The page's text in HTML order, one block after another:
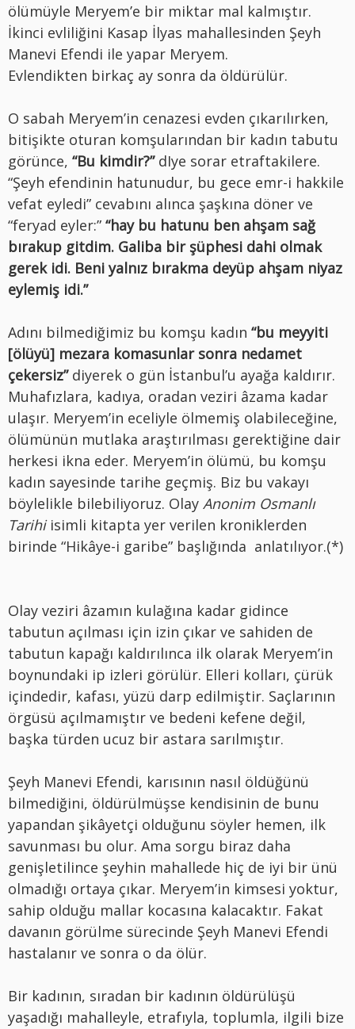
ölümüyle Meryem’e bir miktar mal kalmıştır.
İkinci evliliğini Kasap İlyas mahallesinden Şeyh
Manevi Efendi ile yapar Meryem.
Evlendikten birkaç ay sonra da öldürülür.
O sabah Meryem’in cenazesi evden çıkarılırken,
bitişikte oturan komşularından bir kadın tabutu
görünce, “Bu kimdir?”dIye sorar etraftakilere.
“Şeyh efendinin hatunudur, bu gece emr-i hakkile
vefat eyledi” cevabını alınca şaşkına döner ve
“feryad eyler:” “hay bu hatunu ben ahşam sağ
bırakup gitdim. Galiba bir şüphesi dahi olmak
gerek idi. Beni yalnız bırakma deyüp ahşam niyaz
eylemiş idi.”
Adını bilmediğimiz bu komşu kadın “bu meyyiti
[ölüyü] mezara komasunlar sonra nedamet
çekersiz”diyerek o gün İstanbul’u ayağa kaldırır.
Muhafızlara, kadıya, oradan veziri âzama kadar
ulaşır. Meryem’in eceliyle ölmemiş olabileceğine,
ölümünün mutlaka araştırılması gerektiğine dair
herkesi ikna eder. Meryem’in ölümü, bu komşu
kadın sayesinde tarihe geçmiş. Biz bu vakayı
böylelikle bilebiliyoruz. Olay Anonim Osmanlı
Tarihiisimli kitapta yer verilen kroniklerden
birinde “Hikâye-i garibe” başlığında anlatılıyor.(*)
Olay veziri âzamın kulağına kadar gidince
tabutun açılması için izin çıkar ve sahiden de
tabutun kapağı kaldırılınca ilk olarak Meryem’in
boynundaki ip izleri görülür. Elleri kolları, çürük
içindedir, kafası, yüzü darp edilmiştir. Saçlarının
örgüsü açılmamıştır ve bedeni kefene değil,
başka türden ucuz bir astara sarılmıştır.
Şeyh Manevi Efendi, karısının nasıl öldüğünü
bilmediğini, öldürülmüşse kendisinin de bunu
yapandan şikâyetçi olduğunu söyler hemen, ilk
savunması bu olur. Ama sorgu biraz daha
genişletilince şeyhin mahallede hiç de iyi bir ünü
olmadığı ortaya çıkar. Meryem’in kimsesi yoktur,
sahip olduğu mallar kocasına kalacaktır. Fakat
davanın görülme sürecinde Şeyh Manevi Efendi
hastalanır ve sonra o da ölür.
Bir kadının, sıradan bir kadının öldürülüşü
yaşadığı mahalleyle, etrafıyla, toplumla, ilgili bize